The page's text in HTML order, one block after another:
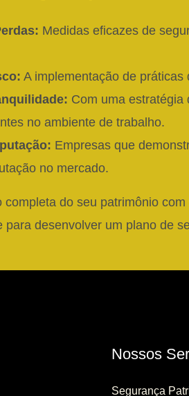
Medidas eficazes de
A implementação de
Com uma estratégia
no ambiente de trabalho.
Empresas que
no mercado.
completa do seu patrimônio
para desenvolver um plano de
Nossos
Segurança